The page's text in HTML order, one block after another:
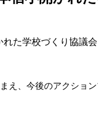
た学校づくり協議会
え、今後のアクショ